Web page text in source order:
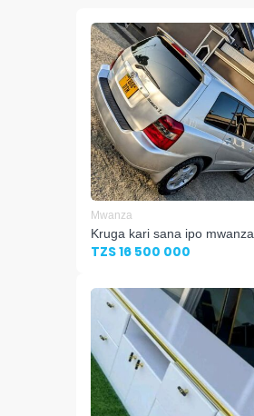
Mwanza
Kruga kari sana ipo mwanza
TZS 16 500 000